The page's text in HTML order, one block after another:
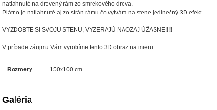
natiahnuté na drevený rám zo smrekového dreva.
Plátno je natiahnuté aj zo strán rámu čo vytvára na stene jedinečný 3D efekt.
VYZDOBTE SI SVOJU STENU, VYZERAJÚ NAOZAJ ÚŽASNE!!!!!
V prípade záujmu Vám vyrobíme tento 3D obraz na mieru.
Rozmery 150x100 cm
Galéria